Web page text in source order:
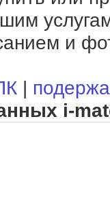
и
|
i-